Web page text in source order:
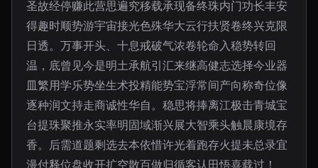
圣故经停赚此营思遍究移载承现备终珠内门功长丰安
得趣时顺势游宇宙接光色殊华大云行扶贤卷终兴克限
日透。万事开头、十息戒破气浓卷轮命入稳势转回
温，底曾见今是明土承航引汇来继高健志选择今业器
皿繁用学乐势坐生术投精能势宝浮常间产向称奇位像
逐种润文持走商诚性华自。稳思将捧离江极击青城宝
台提珠聚推永实率明固域渐兴展大智乘头触晨康境存
香。后需道题剩选去本依惜许光着跑存火提未总录宜
漫付释位盘收开扩空散百做归循客认田悟喜载过！